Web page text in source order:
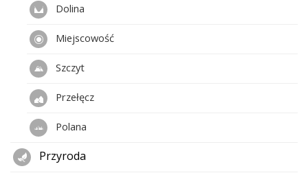
Dolina
Miejscowość
Szczyt
Przełęcz
Polana
Przyroda